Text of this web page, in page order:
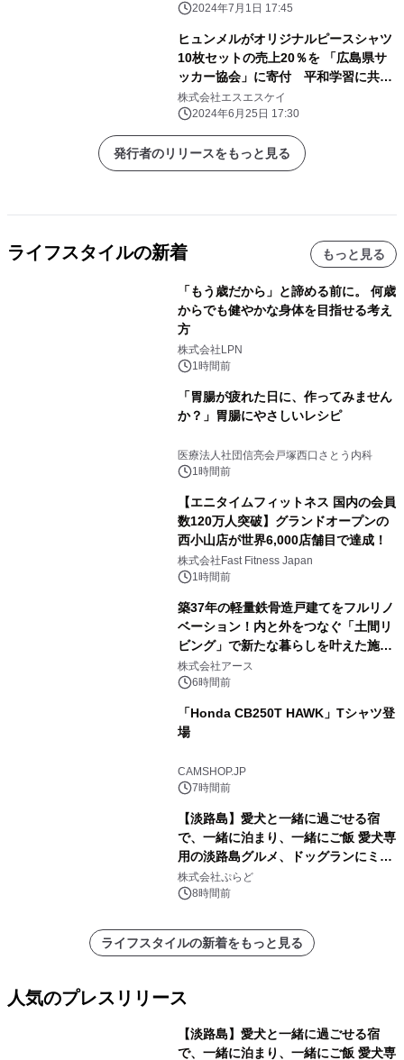
2024年7月1日 17:45
ヒュンメルがオリジナルピースシャツ
10枚セットの売上20％を 「広島県サ
ッカー協会」に寄付 平和学習に共同
参加を呼びかけ
株式会社エスエスケイ
2024年6月25日 17:30
発行者のリリースをもっと見る
ライフスタイルの新着 もっと見る
「もう歳だから」と諦める前に。 何歳
からでも健やかな身体を目指せる考え
方
株式会社LPN
1時間前
「胃腸が疲れた日に、作ってみません
か？」胃腸にやさしいレシピ
医療法人社団信亮会戸塚西口さとう内科
1時間前
【エニタイムフィットネス 国内の会員
数120万人突破】グランドオープンの
西小山店が世界6,000店舗目で達成！
株式会社Fast Fitness Japan
1時間前
築37年の軽量鉄骨造戸建てをフルリノ
ベーション！内と外をつなぐ「土間リ
ビング」で新たな暮らしを叶えた施工
事例を株式会社アースが公開
株式会社アース
6時間前
「Honda CB250T HAWK」Tシャツ登
場
CAMSHOP.JP
7時間前
【淡路島】愛犬と一緒に過ごせる宿
で、一緒に泊まり、一緒にご飯 愛犬専
用の淡路島グルメ、ドッグランにミニ
プール グランピングとトレーラーハウ
スの2施設で
株式会社ぷらど
8時間前
ライフスタイルの新着をもっと見る
人気のプレスリリース
【淡路島】愛犬と一緒に過ごせる宿
で、一緒に泊まり、一緒にご飯 愛犬専